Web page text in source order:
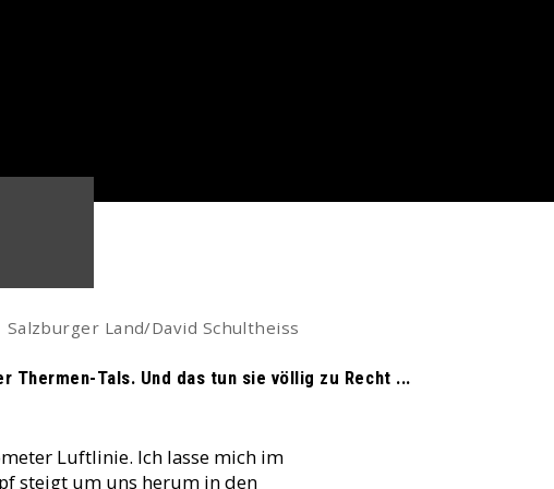
Salzburger Land/David Schultheiss
Tals. Und das tun sie völlig zu Recht ...
Luftlinie. Ich lasse mich im
steigt um uns herum in den